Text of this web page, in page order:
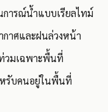
ารณ์น้ำแบบเรียลไทม์
าศและฝนล่วงหน้า
วมเฉพาะพื้นที่
รับคนอยู่ในพื้นที่